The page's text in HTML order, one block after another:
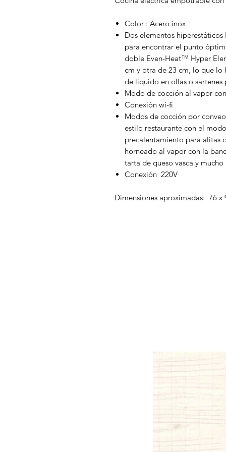
Color : Acero inox
Dos elementos
para encontrar el punto
doble Even-Heat™ Hyper
cm y otra de 23 cm, lo que lo
de líquido en ollas o sartenes
Modo de cocción al vapor
Conexión wi-fi
Modos de cocción por
estilo restaurante con el
precalentamiento para alitas
horneado al vapor con la
tarta de queso vasca y mucho
Conexión 220V
Dimensiones aproximadas: 76 x